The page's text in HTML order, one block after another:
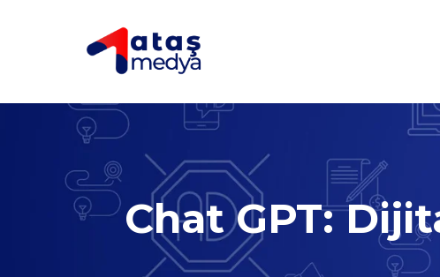
Chat GPT: